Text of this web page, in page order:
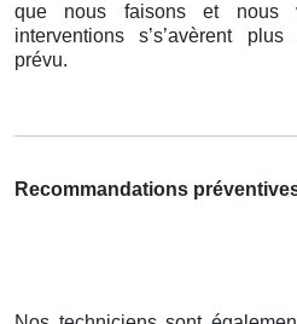
que nous faisons et nous
interventions s’s’avèrent plus
prévu.
Recommandations